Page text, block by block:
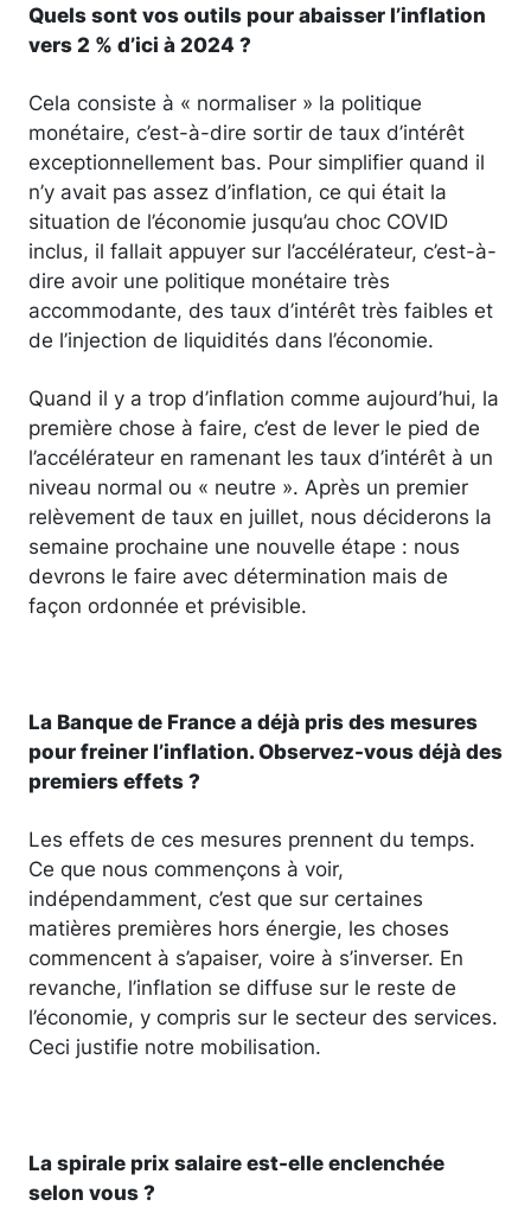
Quels sont vos outils pour abaisser l’inflation
vers 2 % d’ici à 2024 ?
Cela consiste à « normaliser » la politique
monétaire, c’est-à-dire sortir de taux d’intérêt
exceptionnellement bas. Pour simplifier quand il
n’y avait pas assez d’inflation, ce qui était la
situation de l’économie jusqu’au choc COVID
inclus, il fallait appuyer sur l’accélérateur, c’est-à-
dire avoir une politique monétaire très
accommodante, des taux d’intérêt très faibles et
de l’injection de liquidités dans l’économie.
Quand il y a trop d’inflation comme aujourd’hui, la
première chose à faire, c’est de lever le pied de
l’accélérateur en ramenant les taux d’intérêt à un
niveau normal ou « neutre ». Après un premier
relèvement de taux en juillet, nous déciderons la
semaine prochaine une nouvelle étape : nous
devrons le faire avec détermination mais de
façon ordonnée et prévisible.
La Banque de France a déjà pris des mesures
pour freiner l’inflation. Observez-vous déjà des
premiers effets ?
Les effets de ces mesures prennent du temps.
Ce que nous commençons à voir,
indépendamment, c’est que sur certaines
matières premières hors énergie, les choses
commencent à s’apaiser, voire à s’inverser. En
revanche, l’inflation se diffuse sur le reste de
l’économie, y compris sur le secteur des services.
Ceci justifie notre mobilisation.
La spirale prix salaire est-elle enclenchée
selon vous ?